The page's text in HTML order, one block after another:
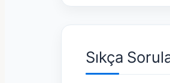
Sıkça